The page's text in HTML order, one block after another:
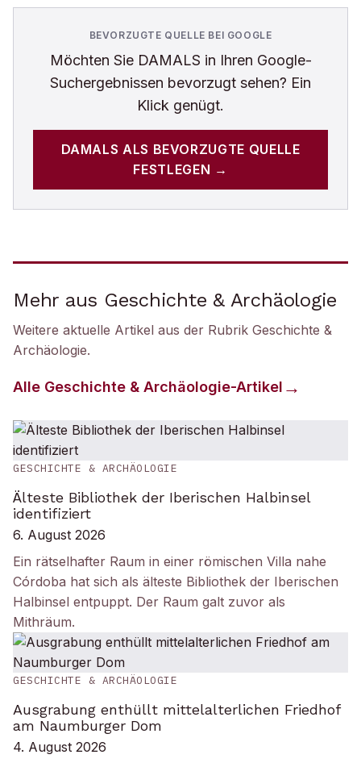
BEVORZUGTE QUELLE BEI GOOGLE
Möchten Sie DAMALS in Ihren Google-
Suchergebnissen bevorzugt sehen? Ein
Klick genügt.
DAMALS ALS BEVORZUGTE QUELLE
FESTLEGEN →
Mehr aus Geschichte & Archäologie
Weitere aktuelle Artikel aus der Rubrik Geschichte &
Archäologie.
Alle Geschichte & Archäologie-Artikel
GESCHICHTE & ARCHÄOLOGIE
Älteste Bibliothek der Iberischen Halbinsel
identifiziert
6. August 2026
Ein rätselhafter Raum in einer römischen Villa nahe
Córdoba hat sich als älteste Bibliothek der Iberischen
Halbinsel entpuppt. Der Raum galt zuvor als
Mithräum.
GESCHICHTE & ARCHÄOLOGIE
Ausgrabung enthüllt mittelalterlichen Friedhof
am Naumburger Dom
4. August 2026